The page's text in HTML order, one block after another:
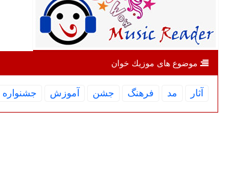
موضوع های موزیك خوان
آثار مد فرهنگ جشن آموزش جشنواره